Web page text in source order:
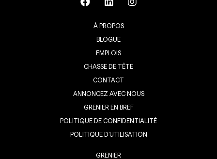
À PROPOS
BLOGUE
EMPLOIS
CHASSE DE TÊTE
CONTACT
ANNONCEZ AVEC NOUS
GRENIER EN BREF
POLITIQUE DE CONFIDENTIALITÉ
POLITIQUE D’UTILISATION
GRENIER